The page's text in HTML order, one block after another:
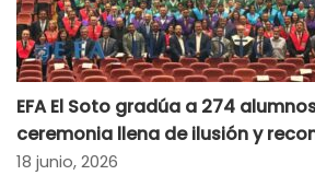
EFA El Soto gradúa a 274
ceremonia llena de ilusión y
18 junio, 2026